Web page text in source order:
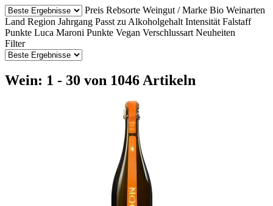
Preis Rebsorte Weingut / Marke Bio Weinarten
Land Region Jahrgang Passt zu Alkoholgehalt Intensität Falstaff
Punkte Luca Maroni Punkte Vegan Verschlussart Neuheiten
Filter
Wein: 1 - 30 von 1046 Artikeln